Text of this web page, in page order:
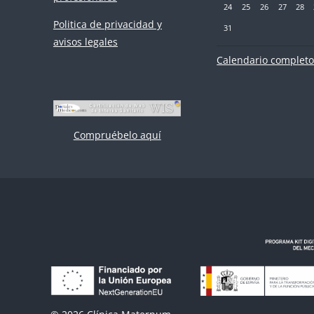
Politica de privacidad y
avisos legales
Compruébelo aquí
Sin eventos, lunes, 24
24 Sin eventos, martes,
25 Sin eventos,
26 Sin
27 Sin
28
Sin eventos, lunes, 31
31
Calendario completo